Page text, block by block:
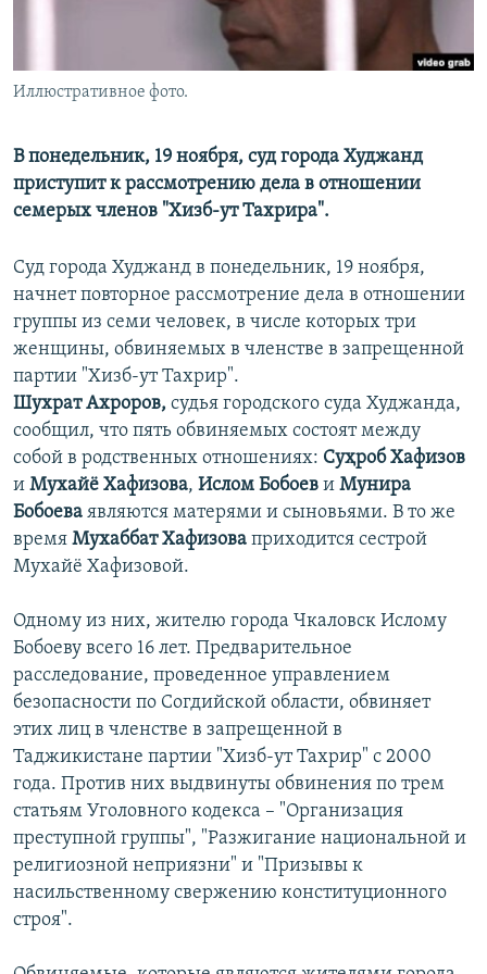
Иллюстративное фото.
В понедельник, 19 ноября, суд города Худжанд
приступит к рассмотрению дела в отношении
семерых членов "Хизб-ут Тахрира".
Суд города Худжанд в понедельник, 19 ноября,
начнет повторное рассмотрение дела в отношении
группы из семи человек, в числе которых три
женщины, обвиняемых в членстве в запрещенной
партии "Хизб-ут Тахрир".
Шухрат Ахроров, судья городского суда Худжанда,
сообщил, что пять обвиняемых состоят между
собой в родственных отношениях: Суҳроб Хафизов
и Мухайё Хафизова, Ислом Бобоев и Мунира
Бобоева являются матерями и сыновьями. В то же
время Мухаббат Хафизова приходится сестрой
Мухайё Хафизовой.
Одному из них, жителю города Чкаловск Ислому
Бобоеву всего 16 лет. Предварительное
расследование, проведенное управлением
безопасности по Согдийской области, обвиняет
этих лиц в членстве в запрещенной в
Таджикистане партии "Хизб-ут Тахрир" с 2000
года. Против них выдвинуты обвинения по трем
статьям Уголовного кодекса – "Организация
преступной группы", "Разжигание национальной и
религиозной неприязни" и "Призывы к
насильственному свержению конституционного
строя".